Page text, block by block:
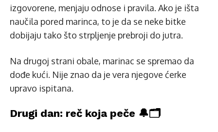
izgovorene, menjaju odnose i pravila. Ako je išta
naučila pored marinca, to je da se neke bitke
dobijaju tako što strpljenje prebroji do jutra.
Na drugoj strani obale, marinac se spremao da
dođe kući. Nije znao da je vera njegove ćerke
upravo ispitana.
Drugi dan: reč koja peče 🔔🗂️